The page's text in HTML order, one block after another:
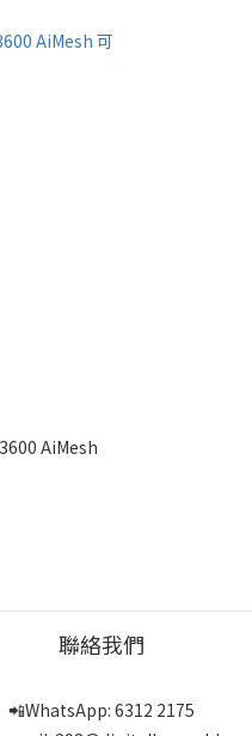
AiMesh
聯絡我們
📲WhatsApp: 6312 2175